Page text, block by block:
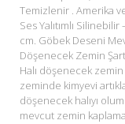
Temizlenir . Amerika
Ses Yalıtımlı
cm. Göbek Deseni
Döşenecek Zemin
Halı döşenecek
zeminde kimyevi
döşenecek halıyı
mevcut zemin